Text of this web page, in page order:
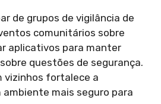
de grupos de vigilância de
comunitários sobre
aplicativos para manter
questões de segurança.
vizinhos fortalece a
mais seguro para